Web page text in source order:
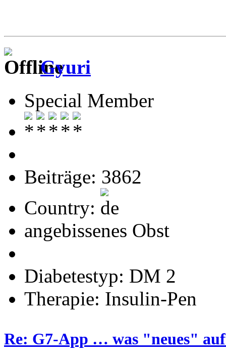
Gyuri
Special Member
Beiträge: 3862
Country:
angebissenes Obst
Diabetestyp: DM 2
Therapie: Insulin-Pen
Re: G7-App … was "neues"